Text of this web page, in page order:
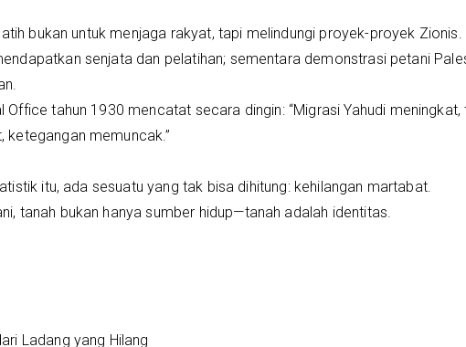
bukan untuk menjaga rakyat, tapi melindungi proyek-proyek Zionis.
senjata dan pelatihan; sementara demonstrasi petani
Office tahun 1930 mencatat secara dingin: “Migrasi Yahudi meningkat,
ketegangan memuncak.”
itu, ada sesuatu yang tak bisa dihitung: kehilangan martabat.
tanah bukan hanya sumber hidup—tanah adalah identitas.
Ladang yang Hilang